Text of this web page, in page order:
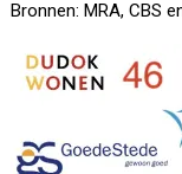
Bronnen: MRA, CBS